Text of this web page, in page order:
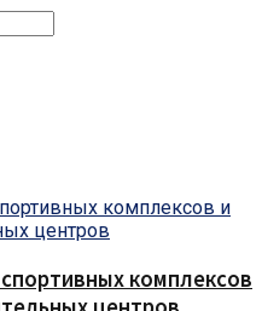
комплексов